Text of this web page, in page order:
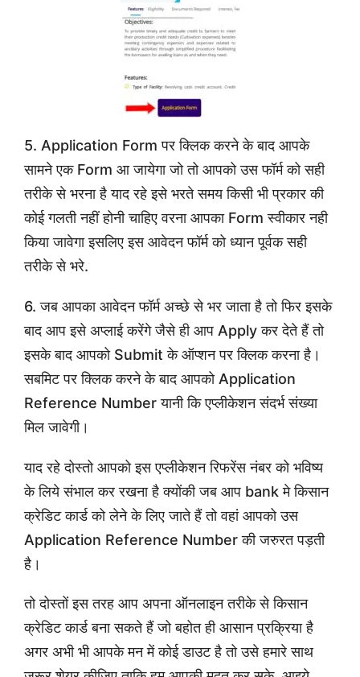
5. Application Form पर क्लिक करने के बाद आपके
सामने एक Form आ जायेगा जो तो आपको उस फॉर्म को सही
तरीके से भरना है याद रहे इसे भरते समय किसी भी प्रकार की
कोई गलती नहीं होनी चाहिए वरना आपका Form स्वीकार नही
किया जावेगा इसलिए इस आवेदन फॉर्म को ध्यान पूर्वक सही
तरीके से भरे.
6. जब आपका आवेदन फॉर्म अच्छे से भर जाता है तो फिर इसके
बाद आप इसे अप्लाई करेंगे जैसे ही आप Apply कर देते हैं तो
इसके बाद आपको Submit के ऑप्शन पर क्लिक करना है।
सबमिट पर क्लिक करने के बाद आपको Application
Reference Number यानी कि एप्लीकेशन संदर्भ संख्या
मिल जावेगी।
याद रहे दोस्तो आपको इस एप्लीकेशन रिफरेंस नंबर को भविष्य
के लिये संभाल कर रखना है क्योंकी जब आप bank मे किसान
क्रेडिट कार्ड को लेने के लिए जाते हैं तो वहां आपको उस
Application Reference Number की जरुरत पड़ती
है।
तो दोस्तों इस तरह आप अपना ऑनलाइन तरीके से किसान
क्रेडिट कार्ड बना सकते हैं जो बहोत ही आसान प्रक्रिया है
अगर अभी भी आपके मन में कोई डाउट है तो उसे हमारे साथ